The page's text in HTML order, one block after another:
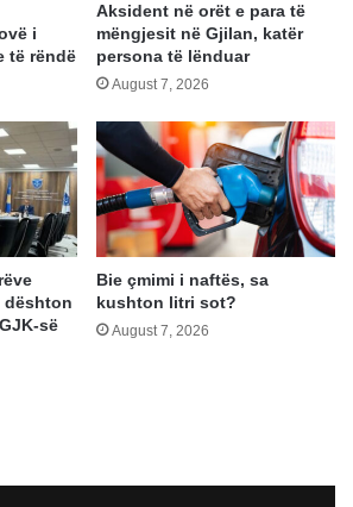
i
të rëndë
Aksident në orët e para të
mëngjesit në Gjilan, katër
persona të lënduar
August 7, 2026
dështon
së
Bie çmimi i naftës, sa
kushton litri sot?
August 7, 2026